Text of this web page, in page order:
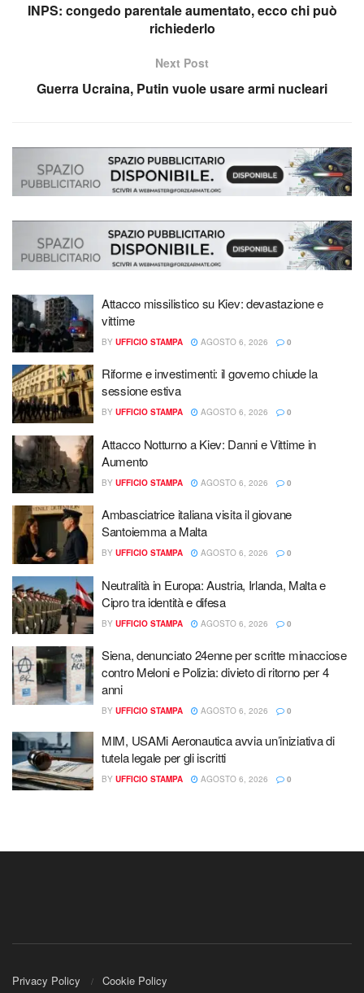
INPS: congedo parentale aumentato, ecco chi può
richiederlo
Next Post
Guerra Ucraina, Putin vuole usare armi nucleari
Attacco missilistico su Kiev: devastazione e
vittime
BY UFFICIO STAMPA AGOSTO 6, 2026 0
Riforme e investimenti: il governo chiude la
sessione estiva
BY UFFICIO STAMPA AGOSTO 6, 2026 0
Attacco Notturno a Kiev: Danni e Vittime in
Aumento
BY UFFICIO STAMPA AGOSTO 6, 2026 0
Ambasciatrice italiana visita il giovane
Santoiemma a Malta
BY UFFICIO STAMPA AGOSTO 6, 2026 0
Neutralità in Europa: Austria, Irlanda, Malta e
Cipro tra identità e difesa
BY UFFICIO STAMPA AGOSTO 6, 2026 0
Siena, denunciato 24enne per scritte minacciose
contro Meloni e Polizia: divieto di ritorno per 4
anni
BY UFFICIO STAMPA AGOSTO 6, 2026 0
MIM, USAMi Aeronautica avvia un’iniziativa di
tutela legale per gli iscritti
BY UFFICIO STAMPA AGOSTO 6, 2026 0
Privacy Policy Cookie Policy